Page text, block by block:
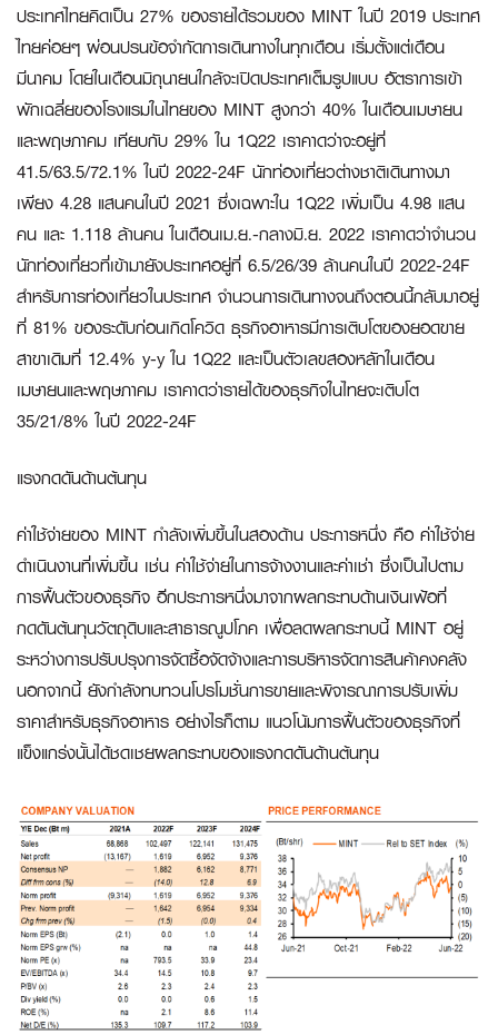
ประเทศไทยคิดเป็น 27% ของรายได้รวมของ MINT ในปี 2019 ประเทศ
ไทยค่อยๆ ผ่อนปรนข้อจำกัดการเดินทางในทุกเดือน เริ่มตั้งแต่เดือน
มีนาคม โดยในเดือนมิถุนายนใกล้จะเปิดประเทศเต็มรูปแบบ อัตราการเข้า
พักเฉลี่ยของโรงแรมในไทยของ MINT สูงกว่า 40% ในเดือนเมษายน
และพฤษภาคม เทียบกับ 29% ใน 1Q22 เราคาดว่าจะอยู่ที่
41.5/63.5/72.1% ในปี 2022-24F นักท่องเที่ยวต่างชาติเดินทางมา
เพียง 4.28 แสนคนในปี 2021 ซึ่งเฉพาะใน 1Q22 เพิ่มเป็น 4.98 แสน
คน และ 1.118 ล้านคน ในเดือนเม.ย.-กลางมิ.ย. 2022 เราคาดว่าจำนวน
นักท่องเที่ยวที่เข้ามายังประเทศอยู่ที่ 6.5/26/39 ล้านคนในปี 2022-24F
สำหรับการท่องเที่ยวในประเทศ จำนวนการเดินทางจนถึงตอนนี้กลับมาอยู่
ที่ 81% ของระดับก่อนเกิดโควิด ธุรกิจอาหารมีการเติบโตของยอดขาย
สาขาเดิมที่ 12.4% y-y ใน 1Q22 และเป็นตัวเลขสองหลักในเดือน
เมษายนและพฤษภาคม เราคาดว่ารายได้ของธุรกิจในไทยจะเติบโต
35/21/8% ในปี 2022-24F
แรงกดดันด้านต้นทุน
ค่าใช้จ่ายของ MINT กำลังเพิ่มขึ้นในสองด้าน ประการหนึ่ง คือ ค่าใช้จ่าย
ดำเนินงานที่เพิ่มขึ้น เช่น ค่าใช้จ่ายในการจ้างงานและค่าเช่า ซึ่งเป็นไปตาม
การฟื้นตัวของธุรกิจ อีกประการหนึ่งมาจากผลกระทบด้านเงินเฟ้อที่
กดดันต้นทุนวัตถุดิบและสาธารณูปโภค เพื่อลดผลกระทบนี้ MINT อยู่
ระหว่างการปรับปรุงการจัดซื้อจัดจ้างและการบริหารจัดการสินค้าคงคลัง
นอกจากนี้ ยังกำลังทบทวนโปรโมชั่นการขายและพิจารณาการปรับเพิ่ม
ราคาสำหรับธุรกิจอาหาร อย่างไรก็ตาม แนวโน้มการฟื้นตัวของธุรกิจที่
แข็งแกร่งนั้นได้ชดเชยผลกระทบของแรงกดดันด้านต้นทุน